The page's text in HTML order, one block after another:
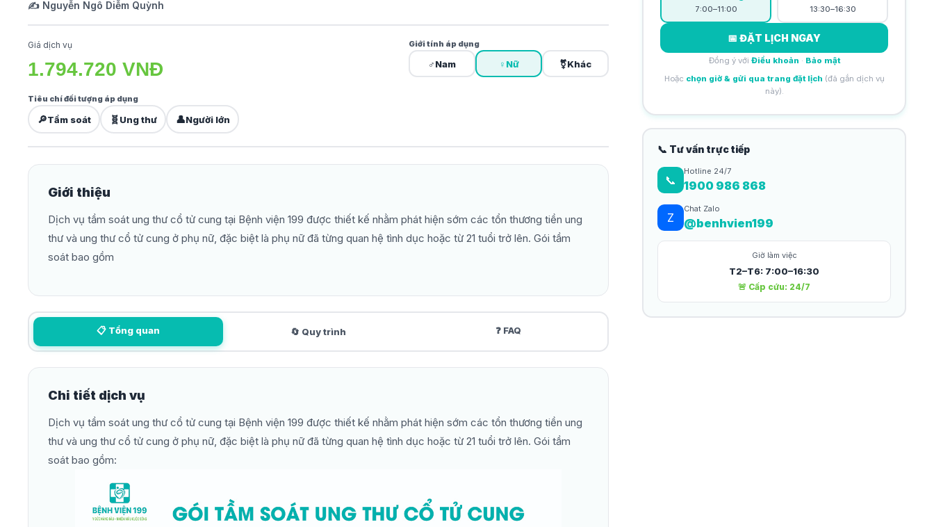
✍️ Nguyễn Ngô Diễm Quỳnh
Giá dịch vụ
1.794.720 VNĐ
Giới tính áp dụng
♂Nam ♀ Nữ ⚧Khác
Tiêu chí đối tượng áp dụng
🔎Tầm soát 🧬 Ung thư 👤Người lớn
Giới thiệu
Dịch vụ tầm soát ung thư cổ tử cung tại Bệnh viện 199 được thiết kế nhằm phát hiện sớm các tổn thương tiền ung
thư và ung thư cổ tử cung ở phụ nữ, đặc biệt là phụ nữ đã từng quan hệ tình dục hoặc từ 21 tuổi trở lên. Gói tầm
soát bao gồm
📋 Tổng quan 🔄 Quy trình ❓ FAQ
Chi tiết dịch vụ
Dịch vụ tầm soát ung thư cổ tử cung tại Bệnh viện 199 được thiết kế nhằm phát hiện sớm các tổn thương tiền ung
thư và ung thư cổ tử cung ở phụ nữ, đặc biệt là phụ nữ đã từng quan hệ tình dục hoặc từ 21 tuổi trở lên. Gói tầm
soát bao gồm:
7:00–11:00 13:30–16:30
📅 ĐẶT LỊCH NGAY
Đồng ý với Điều khoản · Bảo mật
Hoặc chọn giờ & gửi qua trang đặt lịch (đã gắn dịch vụ
này).
📞 Tư vấn trực tiếp
📞
Hotline 24/7
1900 986 868
Z
Chat Zalo
@benhvien199
Giờ làm việc
T2–T6: 7:00–16:30
🚨 Cấp cứu: 24/7